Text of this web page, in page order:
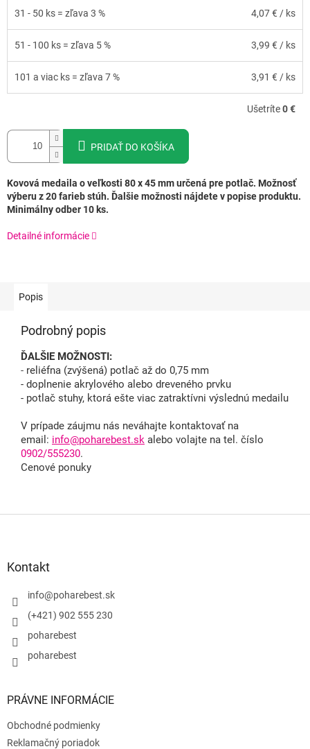
31 - 50 ks = zľava 3 % 4,07 € / ks
51 - 100 ks = zľava 5 % 3,99 € / ks
101 a viac ks = zľava 7 % 3,91 € / ks
Ušetríte0 €
PRIDAŤ DO KOŠÍKA
Kovová medaila o veľkosti 80 x 45 mm určená pre potlač. Možnosť
výberu z 20 farieb stúh. Ďalšie možnosti nájdete v popise produktu.
Minimálny odber 10 ks.
Detailné informácie
Popis
Podrobný popis
ĎALŠIE MOŽNOSTI:
- reliéfna (zvýšená) potlač až do 0,75 mm
- doplnenie akrylového alebo dreveného prvku
- potlač stuhy, ktorá ešte viac zatraktívni výslednú medailu
V prípade záujmu nás neváhajte kontaktovať na
email: info@poharebest.sk alebo volajte na tel. číslo
0902/555230.
Cenové ponuky
Kontakt
info@poharebest.sk
(+421) 902 555 230
poharebest
poharebest
PRÁVNE INFORMÁCIE
Obchodné podmienky
Reklamačný poriadok